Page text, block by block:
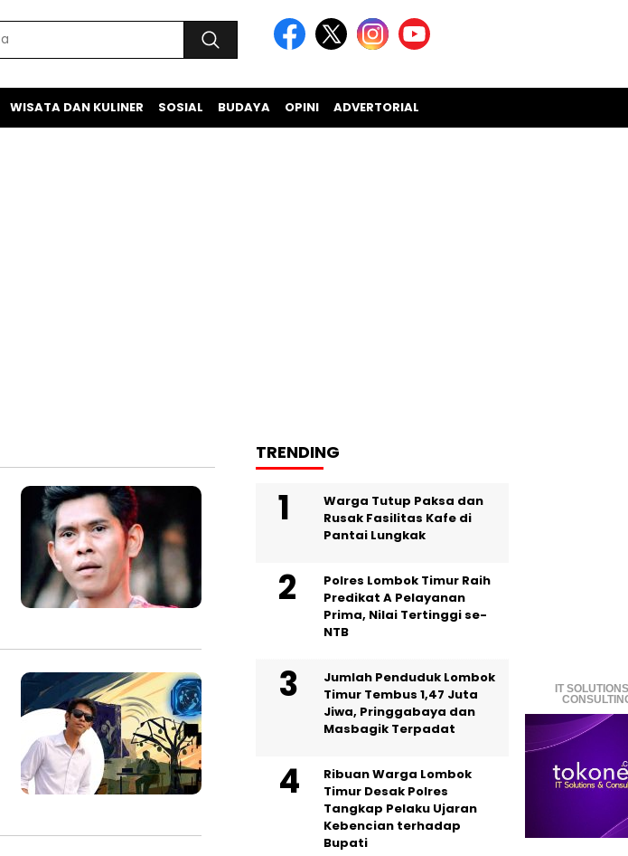
WISATA DAN KULINER SOSIAL BUDAYA OPINI ADVERTORIAL
IT
TRENDING
Warga Tutup Paksa dan
Rusak Fasilitas Kafe di
Pantai Lungkak
Polres Lombok Timur Raih
Predikat A Pelayanan
Prima, Nilai Tertinggi se-
NTB
Jumlah Penduduk Lombok
Timur Tembus 1,47 Juta
Jiwa, Pringgabaya dan
Masbagik Terpadat
Ribuan Warga Lombok
Timur Desak Polres
Tangkap Pelaku Ujaran
Kebencian terhadap
Bupati